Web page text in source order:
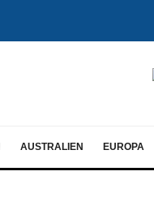
AUSTRALIEN EUROPA